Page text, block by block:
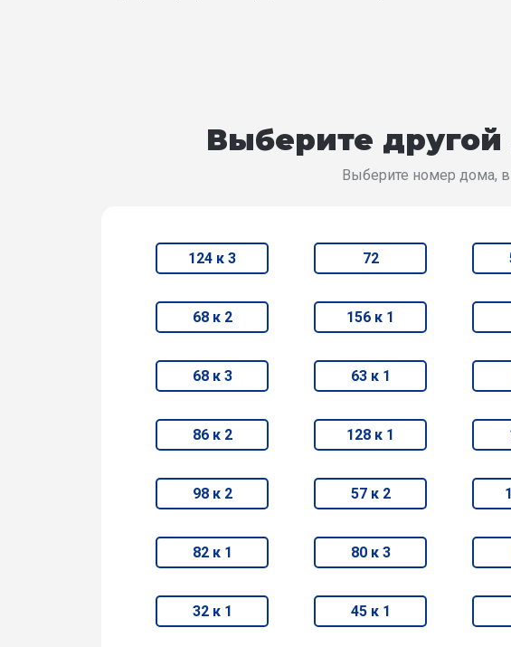
Выберите
Выберите номер дома,
124 к 3 72
68 к 2 156 к 1
68 к 3 63 к 1
86 к 2 128 к 1
98 к 2 57 к 2
82 к 1 80 к 3
32 к 1 45 к 1